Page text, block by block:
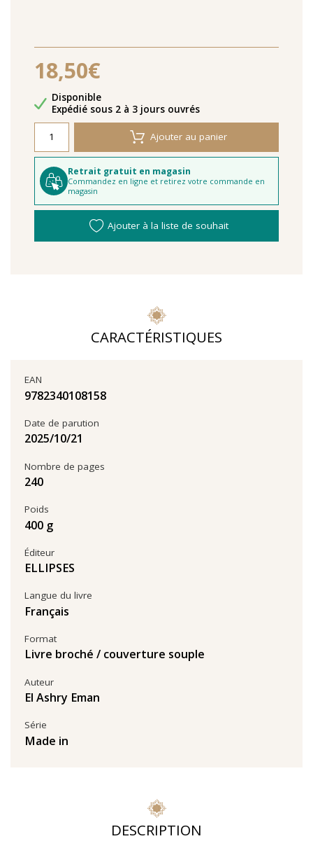
18,50€
Disponibilité
Disponible
Délais de livraison
Expédié sous 2 à 3 jours ouvrés
Ajouter au panier
Retrait gratuit en magasin
Commandez en ligne et retirez votre commande en
magasin
Ajouter à la liste de souhait
CARACTÉRISTIQUES
EAN
9782340108158
Date de parution
21‏/10‏/2025
Poids
400 g
Auteur
El Ashry Eman
Série
Made in
Éditeur
ELLIPSES
Nombre de pages
240
Langue du livre
Français
Format
Livre broché / couverture souple
DESCRIPTION